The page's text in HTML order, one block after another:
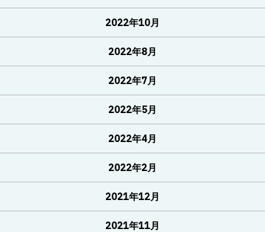
2022年10月
2022年8月
2022年7月
2022年5月
2022年4月
2022年2月
2021年12月
2021年11月